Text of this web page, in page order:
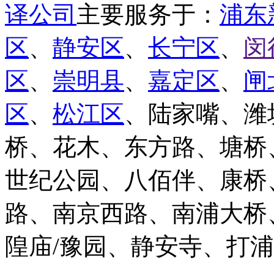
译公司 主要服务于： 浦东
区、 静安区、 长宁区、 闵
区、 崇明县、 嘉定区、 闸
区、 松江区、陆家嘴、
桥、花木、东方路、塘
世纪公园、八佰伴、康
路、南京西路、南浦大
隍庙/豫园、静安寺、打